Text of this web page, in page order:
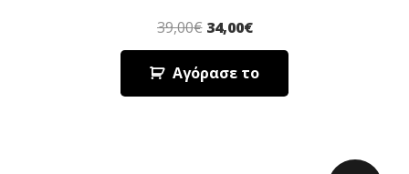
39,00€ 34,00€
Αγόρασε το